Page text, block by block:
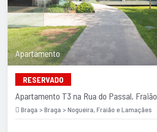
Apartamento
RESERVADO
Apartamento T3 na Rua do Passal, Fraião
Braga > Braga > Nogueira, Fraião e Lamaçães